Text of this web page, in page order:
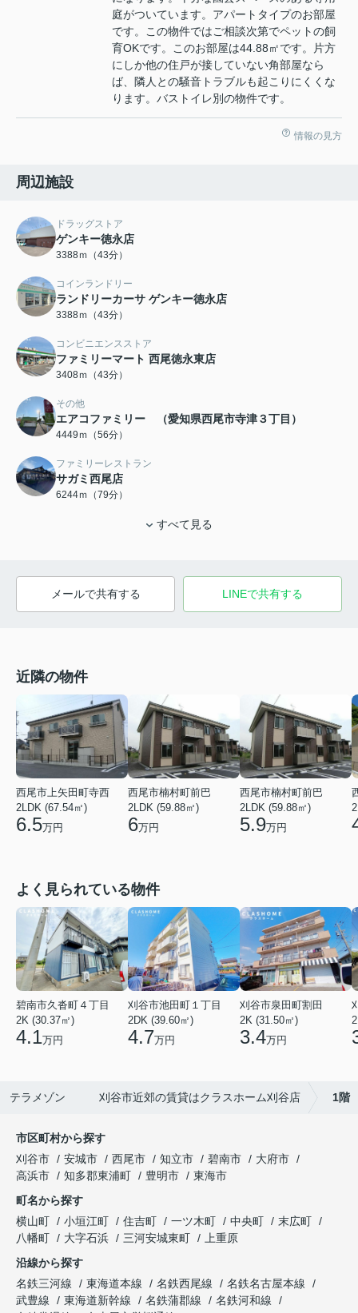
庭がついています。アパートタイプのお部屋
です。この物件ではご相談次第でペットの飼
育OKです。このお部屋は44.88㎡です。片方
にしか他の住戸が接していない角部屋なら
ば、隣人との騒音トラブルも起こりにくくな
ります。バストイレ別の物件です。
情報の見方
周辺施設
ドラッグストア
ゲンキー徳永店
3388ｍ（43分）
コインランドリー
ランドリーカーサ ゲンキー徳永店
3388ｍ（43分）
コンビニエンスストア
ファミリーマート 西尾徳永東店
3408ｍ（43分）
その他
エアコファミリー （愛知県西尾市寺津３丁目）
4449ｍ（56分）
ファミリーレストラン
サガミ西尾店
6244ｍ（79分）
すべて見る
メールで共有する LINEで共有する
近隣の物件
西尾市上矢田町寺西
2LDK (67.54㎡)
6.5万円
西尾市楠村町前巴
2LDK (59.88㎡)
6万円
西尾市楠村町前巴
2LDK (59.88㎡)
5.9万円
よく見られている物件
碧南市久沓町４丁目
2K (30.37㎡)
4.1万円
刈谷市池田町１丁目
2DK (39.60㎡)
4.7万円
刈谷市泉田町割田
2K (31.50㎡)
3.4万円
テラメゾン 刈谷市近郊の賃貸はクラスホーム刈谷店 1階
市区町村から探す
刈谷市
安城市 西尾市 知立市 碧南市
大府市
高浜市
知多郡東浦町 豊明市
東海市
町名から探す
横山町
小垣江町 住吉町 一ツ木町 中央町
末広町
八幡町
大字石浜 三河安城東町
上重原
沿線から探す
名鉄三河線
東海道本線 名鉄西尾線
名鉄名古屋本線
武豊線
東海道新幹線 名鉄蒲郡線
名鉄河和線